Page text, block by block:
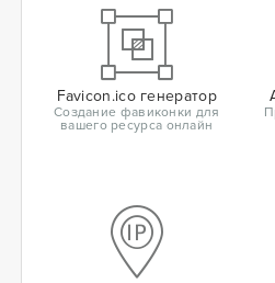
Favicon.ico генератор
Создание фавиконки для
вашего ресурса онлайн